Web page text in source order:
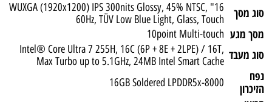
סוג מסך
16" WUXGA (1920x1200) IPS 300nits Glossy, 45% NTSC,
60Hz, TÜV Low Blue Light, Glass, Touch
מסך מגע 10point Multi-touch
סוג מעבד Intel® Core Ultra 7 255H, 16C (6P + 8E + 2LPE) / 16T,
Max Turbo up to 5.1GHz, 24MB Intel Smart Cache
נפח
הזיכרון
16GB Soldered LPDDR5x-8000